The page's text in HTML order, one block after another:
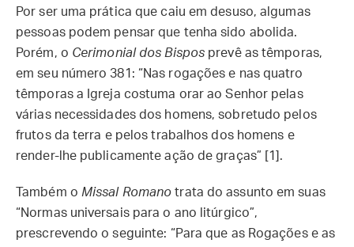
Por ser uma prática que caiu em desuso, algumas
pessoas podem pensar que tenha sido abolida.
Porém, o Cerimonial dos Bispos prevê as têmporas,
em seu número 381: “Nas rogações e nas quatro
têmporas a Igreja costuma orar ao Senhor pelas
várias necessidades dos homens, sobretudo pelos
frutos da terra e pelos trabalhos dos homens e
render-lhe publicamente ação de graças” [1].
Também o Missal Romano trata do assunto em suas
“Normas universais para o ano litúrgico”,
prescrevendo o seguinte: “Para que as Rogações e as